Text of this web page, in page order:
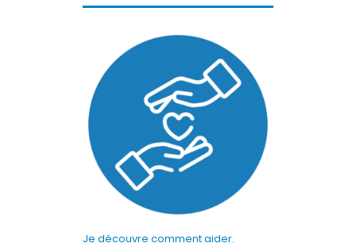
Je découvre comment aider.